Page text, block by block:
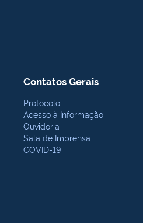
Contatos Gerais
Protocolo
Acesso à Informação
Ouvidoria
Sala de Imprensa
COVID-19